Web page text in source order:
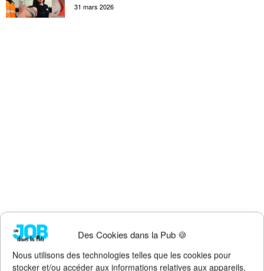
Des Cookies dans la Pub 🍪
Nous utilisons des technologies telles que les cookies pour
stocker et/ou accéder aux informations relatives aux appareils.
31 mars 2026